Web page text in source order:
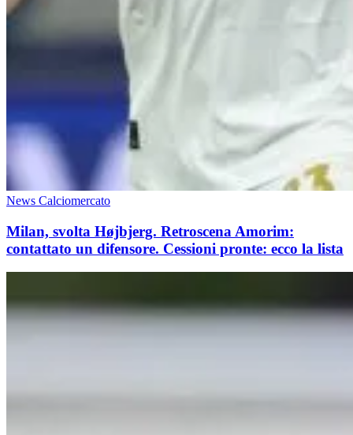
News Calciomercato
Milan, svolta Højbjerg. Retroscena Amorim:
contattato un difensore. Cessioni pronte: ecco la lista